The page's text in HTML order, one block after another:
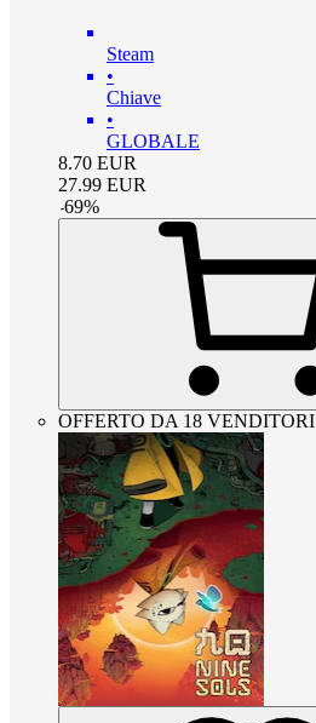
Steam
•
Chiave
•
GLOBALE
8.70 EUR
27.99 EUR
-69%
OFFERTO DA 18 VENDITORI